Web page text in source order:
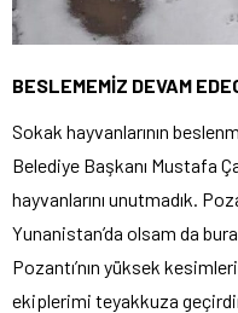
BESLEMEMİZ DEVAM
Sokak hayvanlarının
Belediye Başkanı Mustafa
hayvanlarını unutmadık.
Yunanistan’da olsam da
Pozantı’nın yüksek
ekiplerimi teyakkuza